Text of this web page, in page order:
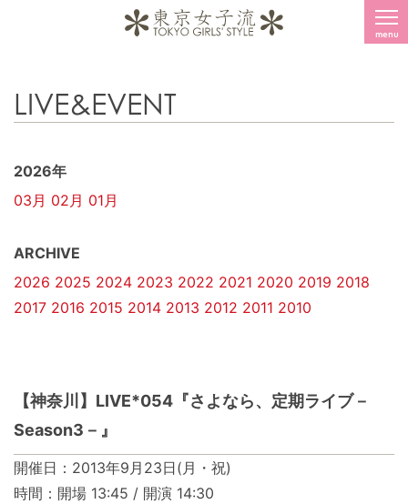
menu
LIVE&EVENT
2026年
03月 02月 01月
ARCHIVE
2026 2025 2024 2023 2022 2021 2020 2019 2018
2017 2016 2015 2014 2013 2012 2011 2010
【神奈川】LIVE*054『さよなら、定期ライブ－
Season3－』
開催日：2013年9月23日(月・祝)
時間：開場 13:45 / 開演 14:30